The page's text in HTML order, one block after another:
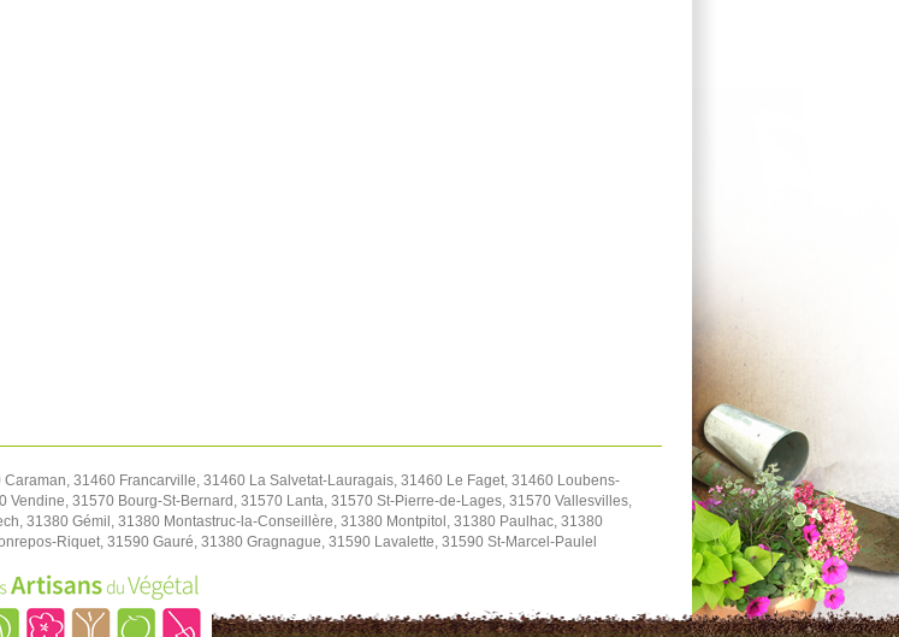
31460 Francarville, 31460 La Salvetat-Lauragais, 31460 Le Faget, 31460 Loubens-
31570 Bourg-St-Bernard, 31570 Lanta, 31570 St-Pierre-de-Lages, 31570 Vallesvilles,
31380 Gémil, 31380 Montastruc-la-Conseillère, 31380 Montpitol, 31380 Paulhac, 31380
Riquet, 31590 Gauré, 31380 Gragnague, 31590 Lavalette, 31590 St-Marcel-Paulel